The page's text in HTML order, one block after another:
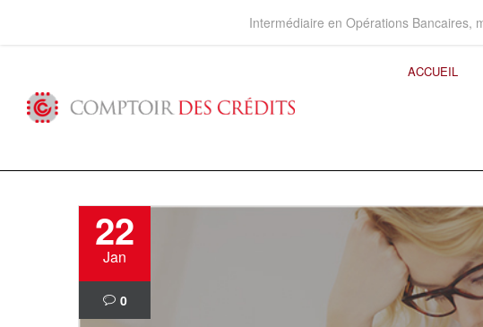
Intermédiaire en Opérations Bancaires,
ACCUEIL
22
Jan
0